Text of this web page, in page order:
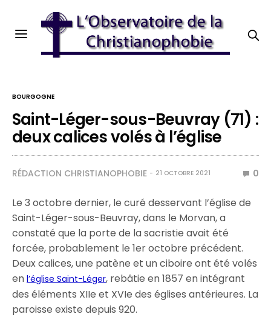
BOURGOGNE
Saint-Léger-sous-Beuvray (71) :
deux calices volés à l’église
RÉDACTION CHRISTIANOPHOBIE 21 OCTOBRE 2021 0
Le 3 octobre dernier, le curé desservant l’église de
Saint-Léger-sous-Beuvray, dans le Morvan, a
constaté que la porte de la sacristie avait été
forcée, probablement le 1er octobre précédent.
Deux calices, une patène et un ciboire ont été volés
enl’église Saint-Léger, rebâtie en 1857 en intégrant
des éléments XIIe et XVIe des églises antérieures. La
paroisse existe depuis 920.